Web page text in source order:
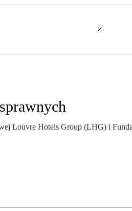
Louvre Hotels Group (LHG) i